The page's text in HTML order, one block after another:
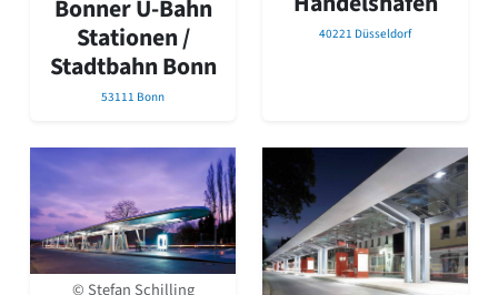
Bonner U-Bahn
Stationen /
Stadtbahn Bonn
53111 Bonn
40221 Düsseldorf
© Stefan Schilling